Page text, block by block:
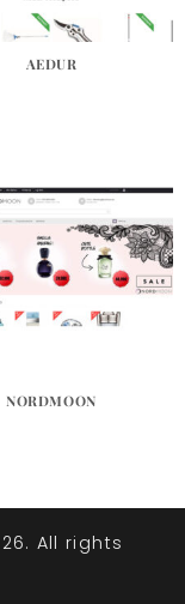
AEDUR
NORDMOON
All rights